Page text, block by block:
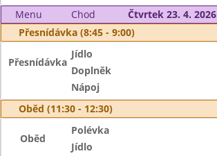
Menu
Chod
Čtvrtek 23. 4. 2026
Přesnídávka (8:45 - 9:00)
Přesnídávka
Jídlo
Doplněk
Nápoj
Oběd (11:30 - 12:30)
Oběd
Polévka
Jídlo